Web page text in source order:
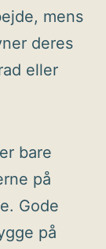
mens
deres
eller
bare
på
Gode
på